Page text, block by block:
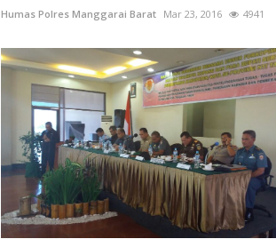
Humas Polres Manggarai Barat Mar 23, 2016 4941
Giat Quick Wins Polri, Polres
sambagi warga pesisir
Humas Polres Manggarai Barat